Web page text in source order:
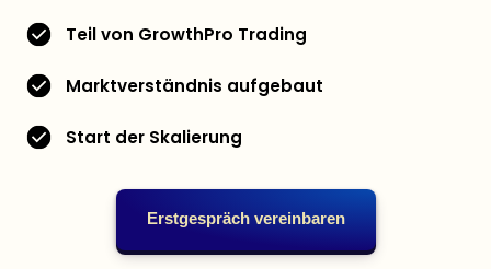
Teil von GrowthPro Trading
Marktverständnis aufgebaut
Start der Skalierung
Erstgespräch vereinbaren